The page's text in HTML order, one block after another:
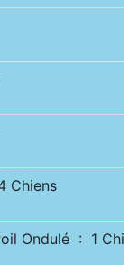
Chiens
Ondulé : 1